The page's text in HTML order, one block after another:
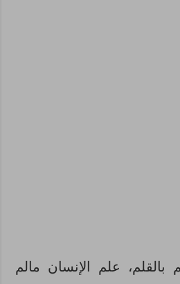
بالقلم، علم الإنسان مالم